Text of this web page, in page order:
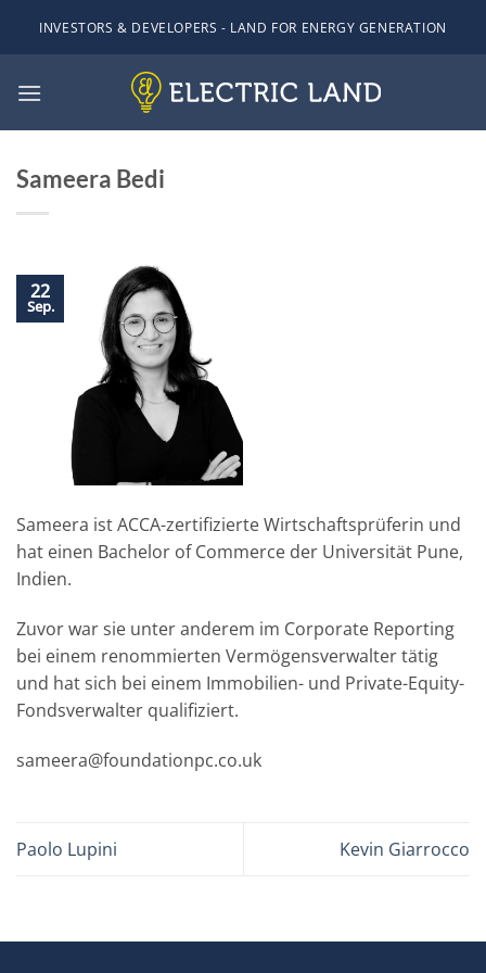
InhaltINVESTORS & DEVELOPERS - LAND FOR ENERGY GENERATION
Sameera Bedi
22
Sep.
Sameera ist ACCA-zertifizierte Wirtschaftsprüferin und
hat einen Bachelor of Commerce der Universität Pune,
Indien.
Zuvor war sie unter anderem im Corporate Reporting
bei einem renommierten Vermögensverwalter tätig
und hat sich bei einem Immobilien- und Private-Equity-
Fondsverwalter qualifiziert.
sameera@foundationpc.co.uk
Paolo Lupini Kevin Giarrocco